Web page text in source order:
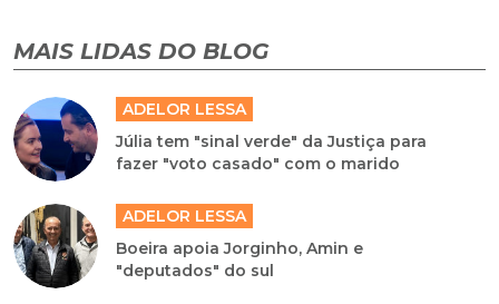
MAIS LIDAS DO BLOG
ADELOR LESSA
Júlia tem "sinal verde" da Justiça para
fazer "voto casado" com o marido
ADELOR LESSA
Boeira apoia Jorginho, Amin e
"deputados" do sul